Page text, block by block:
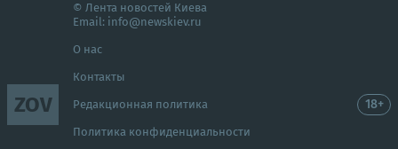
ZOV
© Лента новостей Киева
Email: info@newskiev.ru
О нас
Контакты
Редакционная политика
Политика конфиденциальности
18+